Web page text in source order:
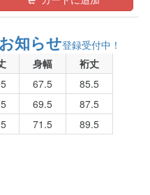
知らせ登録受付中！
身幅
裄丈
67.5
85.5
69.5
87.5
71.5 89.5